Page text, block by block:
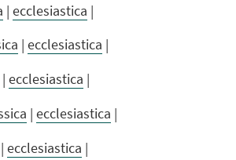
| ecclesiastica |
| ecclesiastica |
| ecclesiastica |
| ecclesiastica |
| ecclesiastica |